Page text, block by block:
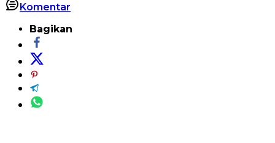
Komentar
Bagikan